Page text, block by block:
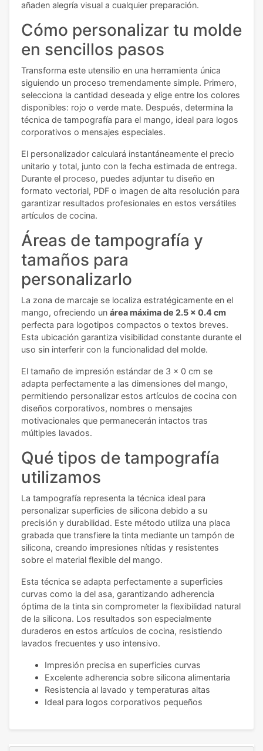
añaden alegría visual a cualquier preparación.
Cómo personalizar tu molde
en sencillos pasos
Transforma este utensilio en una herramienta única
siguiendo un proceso tremendamente simple. Primero,
selecciona la cantidad deseada y elige entre los colores
disponibles: rojo o verde mate. Después, determina la
técnica de tampografía para el mango, ideal para logos
corporativos o mensajes especiales.
El personalizador calculará instantáneamente el precio
unitario y total, junto con la fecha estimada de entrega.
Durante el proceso, puedes adjuntar tu diseño en
formato vectorial, PDF o imagen de alta resolución para
garantizar resultados profesionales en estos versátiles
artículos de cocina.
Áreas de tampografía y
tamaños para
personalizarlo
La zona de marcaje se localiza estratégicamente en el
mango, ofreciendo un área máxima de 2.5 x 0.4 cm
perfecta para logotipos compactos o textos breves.
Esta ubicación garantiza visibilidad constante durante el
uso sin interferir con la funcionalidad del molde.
El tamaño de impresión estándar de 3 x 0 cm se
adapta perfectamente a las dimensiones del mango,
permitiendo personalizar estos artículos de cocina con
diseños corporativos, nombres o mensajes
motivacionales que permanecerán intactos tras
múltiples lavados.
Qué tipos de tampografía
utilizamos
La tampografía representa la técnica ideal para
personalizar superficies de silicona debido a su
precisión y durabilidad. Este método utiliza una placa
grabada que transfiere la tinta mediante un tampón de
silicona, creando impresiones nítidas y resistentes
sobre el material flexible del mango.
Esta técnica se adapta perfectamente a superficies
curvas como la del asa, garantizando adherencia
óptima de la tinta sin comprometer la flexibilidad natural
de la silicona. Los resultados son especialmente
duraderos en estos artículos de cocina, resistiendo
lavados frecuentes y uso intensivo.
Impresión precisa en superficies curvas
Excelente adherencia sobre silicona alimentaria
Resistencia al lavado y temperaturas altas
Ideal para logos corporativos pequeños